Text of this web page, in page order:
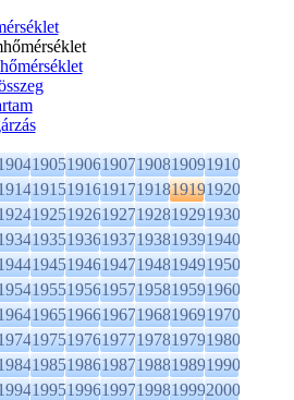
190519061907190819091910
191519161917191819191920
192519261927192819291930
193519361937193819391940
194519461947194819491950
195519561957195819591960
196519661967196819691970
197519761977197819791980
198519861987198819891990
199519961997199819992000